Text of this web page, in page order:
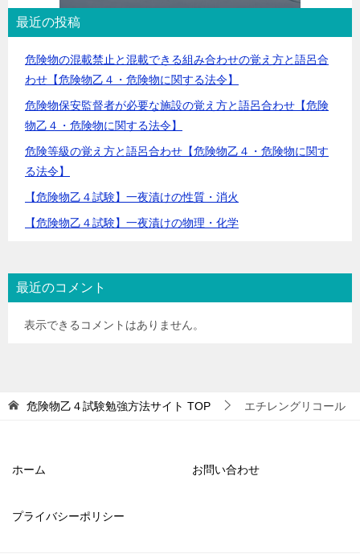
最近の投稿
危険物の混載禁止と混載できる組み合わせの覚え方と語呂合
わせ【危険物乙４・危険物に関する法令】
危険物保安監督者が必要な施設の覚え方と語呂合わせ【危険
物乙４・危険物に関する法令】
危険等級の覚え方と語呂合わせ【危険物乙４・危険物に関す
る法令】
【危険物乙４試験】一夜漬けの性質・消火
【危険物乙４試験】一夜漬けの物理・化学
最近のコメント
表示できるコメントはありません。
危険物乙４試験勉強方法サイト TOP エチレングリコール
ホーム お問い合わせ
プライバシーポリシー